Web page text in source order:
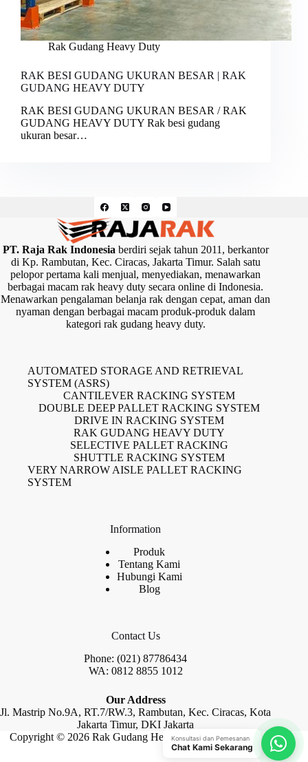
Rak Gudang Heavy Duty
RAK BESI GUDANG UKURAN BESAR | RAK
GUDANG HEAVY DUTY
RAK BESI GUDANG UKURAN BESAR / RAK
GUDANG HEAVY DUTY Rak besi gudang
ukuran besar…
PT. Raja Rak Indonesiaberdiri sejak tahun 2011, berkantor
di Kp. Rambutan, Kec. Ciracas, Jakarta Timur. Salah satu
pelopor pertama kali menjual, menyediakan, menawarkan
berbagai macam rak heavy duty secara online di Indonesia.
Menawarkan pengalaman belanja rak dengan cepat, aman dan
nyaman dengan berbagai macam produk-produk dalam
kategori rak gudang heavy duty.
AUTOMATED STORAGE AND RETRIEVAL
SYSTEM (ASRS)
CANTILEVER RACKING SYSTEM
DOUBLE DEEP PALLET RACKING SYSTEM
DRIVE IN RACKING SYSTEM
RAK GUDANG HEAVY DUTY
SELECTIVE PALLET RACKING
SHUTTLE RACKING SYSTEM
VERY NARROW AISLE PALLET RACKING
SYSTEM
Information
Produk
Tentang Kami
Hubungi Kami
Blog
Contact Us
Phone: (021) 87786434
WA: 0812 8855 1012
Our Address
Jl. Mastrip No.9A, RT.7/RW.3, Rambutan, Kec. Ciracas, Kota
Jakarta Timur, DKI Jakarta
Copyright © 2026 Rak Gudang Heayy Duty by Raja Rak
Konsultasi dan Pemesanan
Chat Kami Sekarang